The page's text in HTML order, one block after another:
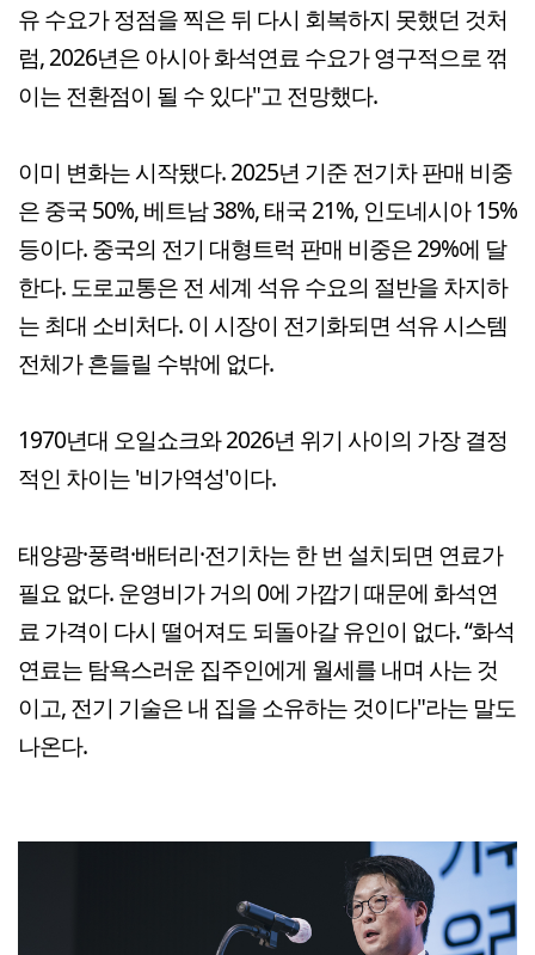
유 수요가 정점을 찍은 뒤 다시 회복하지 못했던 것처
럼, 2026년은 아시아 화석연료 수요가 영구적으로 꺾
이는 전환점이 될 수 있다"고 전망했다.
이미 변화는 시작됐다. 2025년 기준 전기차 판매 비중
은 중국 50%, 베트남 38%, 태국 21%, 인도네시아 15%
등이다. 중국의 전기 대형트럭 판매 비중은 29%에 달
한다. 도로교통은 전 세계 석유 수요의 절반을 차지하
는 최대 소비처다. 이 시장이 전기화되면 석유 시스템
전체가 흔들릴 수밖에 없다.
1970년대 오일쇼크와 2026년 위기 사이의 가장 결정
적인 차이는 '비가역성'이다.
태양광·풍력·배터리·전기차는 한 번 설치되면 연료가
필요 없다. 운영비가 거의 0에 가깝기 때문에 화석연
료 가격이 다시 떨어져도 되돌아갈 유인이 없다. “화석
연료는 탐욕스러운 집주인에게 월세를 내며 사는 것
이고, 전기 기술은 내 집을 소유하는 것이다"라는 말도
나온다.